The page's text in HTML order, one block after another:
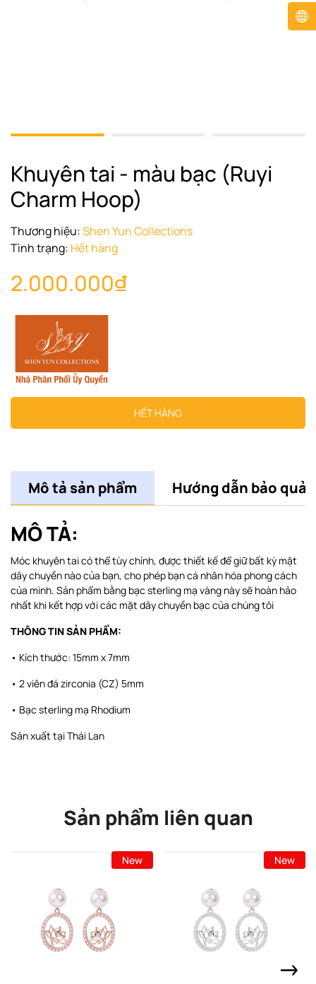
Khuyên tai - màu bạc (Ruyi
Charm Hoop)
Thương hiệu:Shen Yun Collections
Tình trạng: Hết hàng
2.000.000₫
HẾT HÀNG
Mô tả sản phẩm Hướng dẫn bảo quản
MÔ TẢ:
Móc khuyên tai có thể tùy chỉnh, được thiết kế để giữ bất kỳ mặt
dây chuyền nào của bạn, cho phép bạn cá nhân hóa phong cách
của mình. Sản phẩm bằng bạc sterling mạ vàng này sẽ hoàn hảo
nhất khi kết hợp với các mặt dây chuyền bạc của chúng tôi
THÔNG TIN SẢN PHẨM:
• Kích thước: 15mm x 7mm
• 2 viên đá zirconia (CZ) 5mm
• Bạc sterling mạ Rhodium
Sản xuất tại Thái Lan
Sản phẩm liên quan
New New